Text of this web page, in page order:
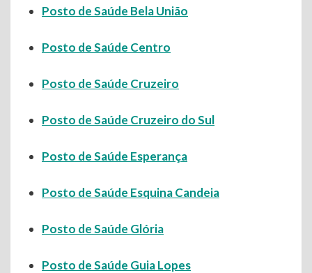
Posto de Saúde Bela União
Posto de Saúde Centro
Posto de Saúde Cruzeiro
Posto de Saúde Cruzeiro do Sul
Posto de Saúde Esperança
Posto de Saúde Esquina Candeia
Posto de Saúde Glória
Posto de Saúde Guia Lopes